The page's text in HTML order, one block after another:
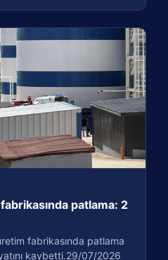
patlama: 2
fabrikasında patlama
kaybetti.29/07/2026